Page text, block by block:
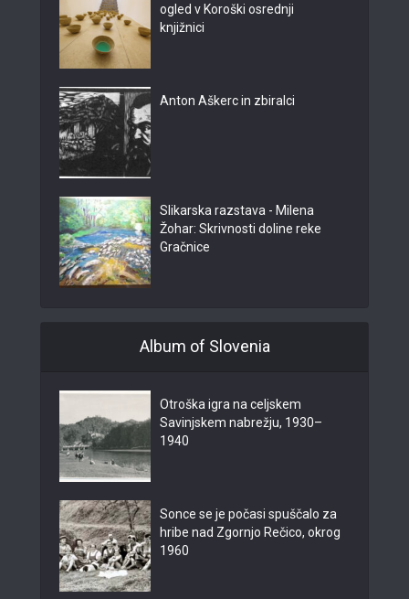
ogled v Koroški osrednji
knjižnici
Anton Aškerc in zbiralci
Slikarska razstava - Milena
Žohar: Skrivnosti doline reke
Gračnice
Album of Slovenia
Otroška igra na celjskem
Savinjskem nabrežju, 1930–
1940
Sonce se je počasi spuščalo za
hribe nad Zgornjo Rečico, okrog
1960